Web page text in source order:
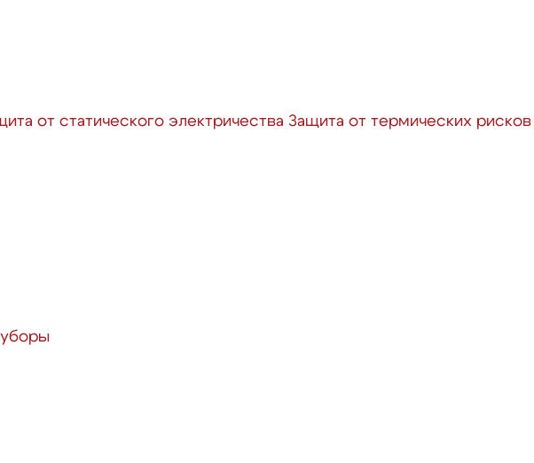
от статического электричества Защита от термических рисков